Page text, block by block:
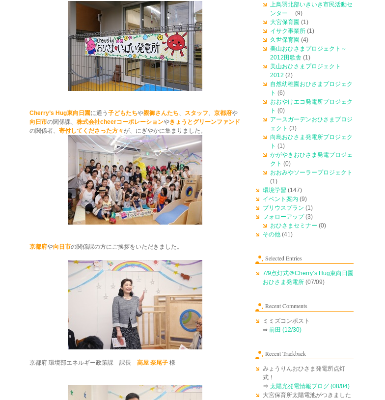
Cherry’s Hug東向日園に通う 子どもたちや親御さんたち、 スタッフ、 京都府や
向日市の関係課、 株式会社cheerコーポレーションやきょうとグリーンファンド
の関係者、 寄付してくださった方々が、にぎやかに集まりました。
京都府や向日市の関係課の方にご挨拶をいただきました。
京都府 環境部エネルギー政策課 課長 高屋 奈尾子 様
上鳥羽北部いきいき市民活動セ
ンター
(9)
大宮保育園 (1)
イサク事業所 (1)
久世保育園 (4)
美山おひさまプロジェクト～
2012田歌舎 (1)
美山おひさまプロジェクト
2012 (2)
自然幼稚園おひさまプロジェク
ト (6)
おおやけエコ発電所プロジェク
ト (0)
アースガーデンおひさまプロジ
ェクト (3)
向島おひさま発電所プロジェク
ト (1)
かがやきおひさま発電プロジェ
クト (0)
おおみやソーラープロジェクト
(1)
環境学習 (147)
イベント案内 (9)
プリウスプラン (1)
フォローアップ(3)
おひさまセミナー (0)
その他 (41)
Selected Entries
7/9点灯式＠Cherry’s Hug東向日園
おひさま発電所 (07/09)
Recent Comments
ミミズコンポスト
⇒ 前田 (12/30)
Recent Trackback
みょうりんおひさま発電所点灯
式！
⇒ 太陽光発電情報ブログ (08/04)
大宮保育所太陽電池がつきました